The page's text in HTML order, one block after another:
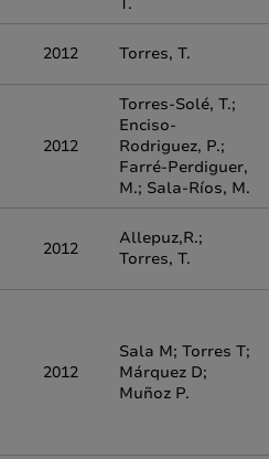
2012 Torres, T.
2012
Torres-Solé, T.;
Enciso-
Rodriguez, P.;
Farré-Perdiguer,
M.; Sala-Ríos, M.
2012
Allepuz,R.;
Torres, T.
2012
Sala M; Torres T;
Márquez D;
Muñoz P.